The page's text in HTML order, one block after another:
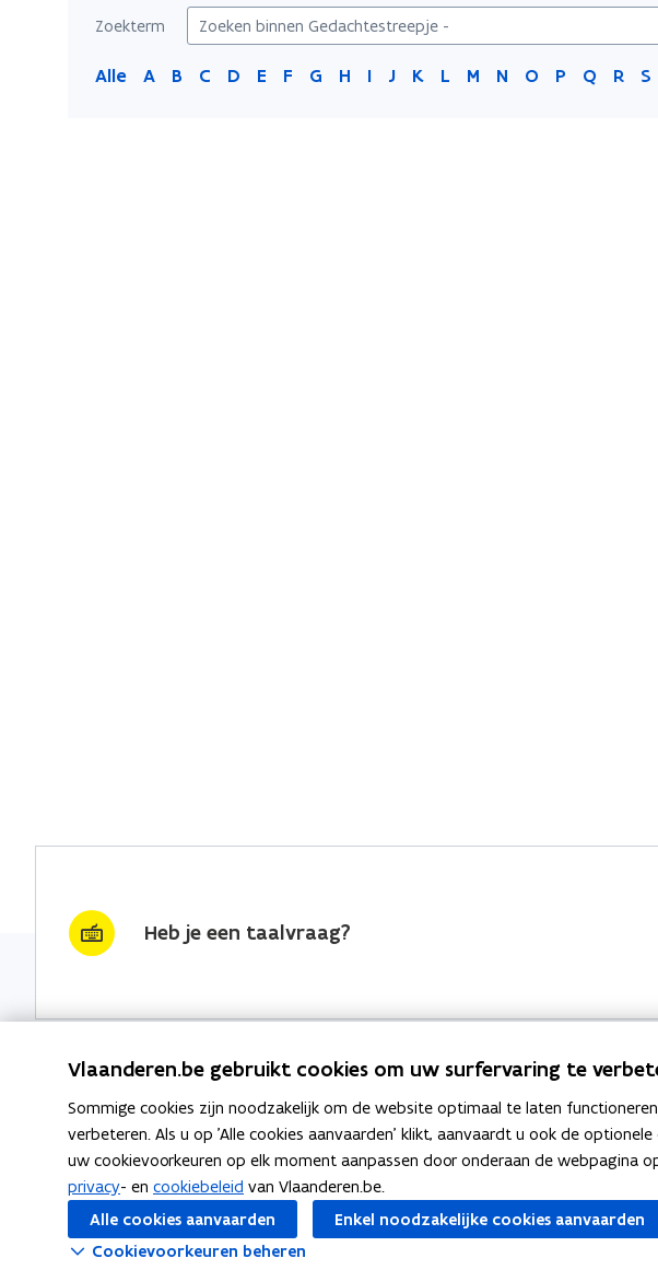
Zoekterm
Alle A B C D E F G H I J K L M N O P Q R S
Heb je een taalvraag?
Nieuwsbrief krijgen?
vraag & woord van de week
wekelijks in je mailbox
Schrijf je in
Thema's
Spellingregels
Vlaanderen.be gebruikt cookies om uw surfervaring te
Sommige cookies zijn noodzakelijk om de website optimaal te laten
verbeteren. Als u op 'Alle cookies aanvaarden' klikt, aanvaardt u ook de
uw cookievoorkeuren op elk moment aanpassen door onderaan de webpagina
privacy- en cookiebeleid van Vlaanderen.be.
Alle cookies aanvaarden
Enkel noodzakelijke cookies aanvaarden
Cookievoorkeuren beheren